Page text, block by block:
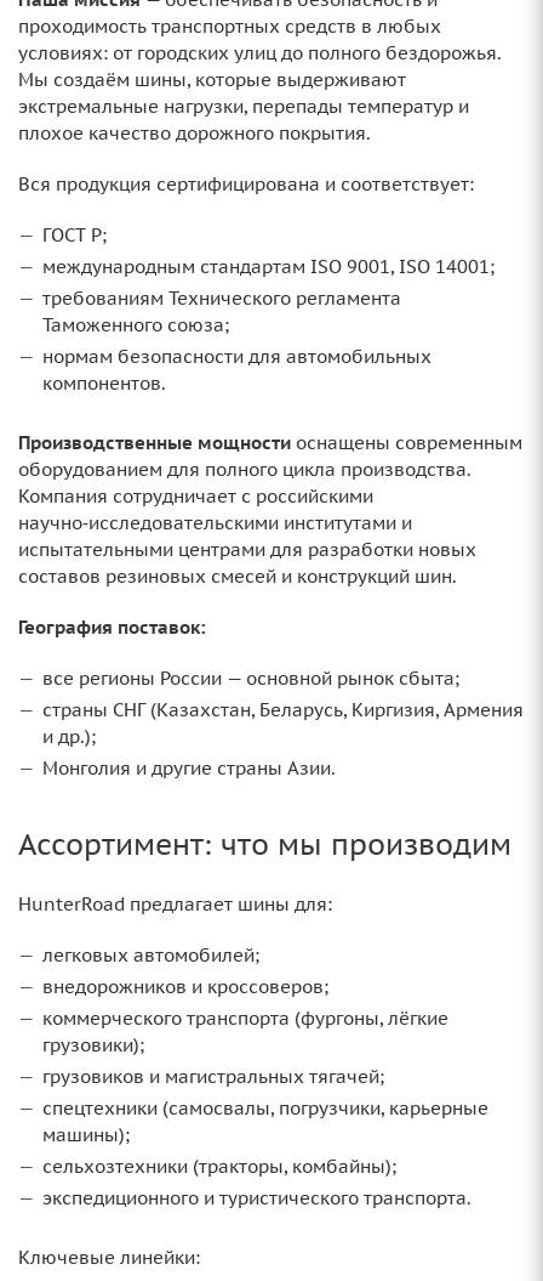
проходимость транспортных средств в любых
условиях: от городских улиц до полного бездорожья.
Мы создаём шины, которые выдерживают
экстремальные нагрузки, перепады температур и
плохое качество дорожного покрытия.
Вся продукция сертифицирована и соответствует:
ГОСТ Р;
международным стандартам ISO 9001, ISO 14001;
требованиям Технического регламента
Таможенного союза;
нормам безопасности для автомобильных
компонентов.
Производственные мощности оснащены современным
оборудованием для полного цикла производства.
Компания сотрудничает с российскими
научно‑исследовательскими институтами и
испытательными центрами для разработки новых
составов резиновых смесей и конструкций шин.
География поставок:
все регионы России — основной рынок сбыта;
страны СНГ (Казахстан, Беларусь, Киргизия, Армения
и др.);
Монголия и другие страны Азии.
Ассортимент: что мы производим
HunterRoad предлагает шины для:
легковых автомобилей;
внедорожников и кроссоверов;
коммерческого транспорта (фургоны, лёгкие
грузовики);
грузовиков и магистральных тягачей;
спецтехники (самосвалы, погрузчики, карьерные
машины);
сельхозтехники (тракторы, комбайны);
экспедиционного и туристического транспорта.
Ключевые линейки: